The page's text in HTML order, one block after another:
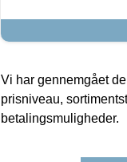
Vi har gennemgået
prisniveau,
betalingsmuligheder.